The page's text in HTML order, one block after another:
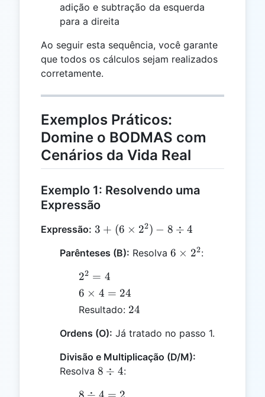
adição e subtração da esquerda
para a direita
Ao seguir esta sequência, você garante
que todos os cálculos sejam realizados
corretamente.
Exemplos Práticos:
Domine o BODMAS com
Cenários da Vida Real
Exemplo 1: Resolvendo uma
Expressão
Expressão: 3 + (6
2^2) -
8 \div
4
3 + (6 × 22) − 8 ÷ 4
Parênteses (B): Resolva 6
6 × 22:
2^2
= 4
22 = 4
6
\times
24
6 × 4 = 24
Resultado: 24
24
Ordens (O): Já tratado no passo 1.
Divisão e Multiplicação (D/M):
Resolva 8
8 ÷ 4:
8